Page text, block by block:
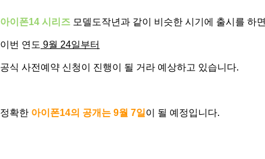
아이폰14 시리즈 모델도작년과 같이 비슷한 시기에 출시를 하면
이번 연도 9월 24일부터
공식 사전예약 신청이 진행이 될 거라 예상하고 있습니다.
정확한 아이폰14의 공개는 9월 7일 이 될 예정입니다.